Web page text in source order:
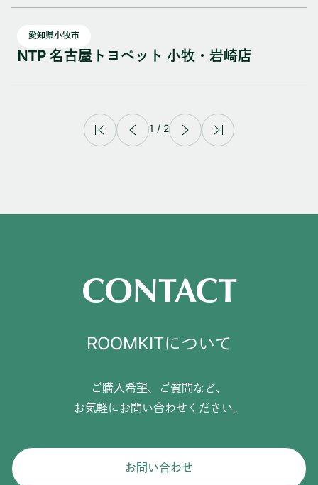
愛知県小牧市
NTP 名古屋トヨペット 小牧・岩崎店
1 / 2
CONTACT
ROOMKITについて
ご購入希望、ご質問など、
お気軽にお問い合わせください。
お問い合わせ